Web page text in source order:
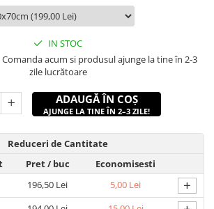
IN STOC
Comanda acum si produsul ajunge la tine în 2-3
zile lucrătoare
ADAUGĂ ÎN COȘ
AJUNGE LA TINE ÎN 2–3 ZILE!
Reduceri de Cantitate
Pret/ buc
Economisesti
196,50 Lei 5,00 Lei +